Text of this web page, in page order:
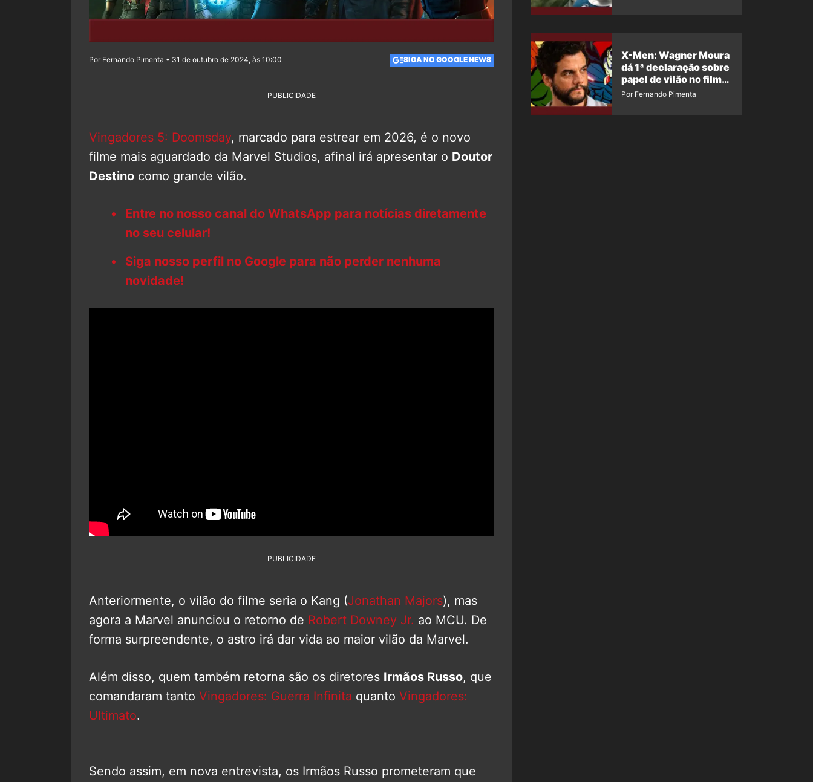
Por Fernando Pimenta • 31 de outubro de 2024, às 10:00 SIGA NO GOOGLE NEWS
PUBLICIDADE
Vingadores 5: Doomsday, marcado para estrear em 2026, é o novo
filme mais aguardado da Marvel Studios, afinal irá apresentar o Doutor
Destino como grande vilão.
Entre no nosso canal do WhatsApp para notícias diretamente
no seu celular!
Siga nosso perfil no Google para não perder nenhuma
novidade!
PUBLICIDADE
Anteriormente, o vilão do filme seria o Kang (Jonathan Majors), mas
agora a Marvel anunciou o retorno de Robert Downey Jr. ao MCU. De
forma surpreendente, o astro irá dar vida ao maior vilão da Marvel.
Além disso, quem também retorna são os diretores Irmãos Russo, que
comandaram tanto Vingadores: Guerra Infinita quanto Vingadores:
Ultimato.
Sendo assim, em nova entrevista, os Irmãos Russo prometeram que
X-Men: Wagner Moura
dá 1ª declaração sobre
papel de vilão no filme
da Marvel
Por Fernando Pimenta